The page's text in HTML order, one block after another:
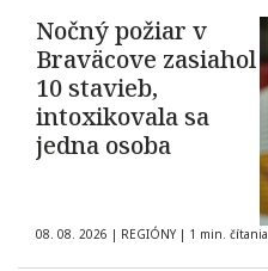
Nočný požiar v
Braväcove zasiahol
10 stavieb,
intoxikovala sa
jedna osoba
08. 08. 2026 | REGIÓNY | 1 min. čítania